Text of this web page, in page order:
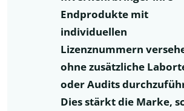
Endprodukte mit
individuellen
Lizenznummern
ohne zusätzliche
oder Audits
Dies stärkt die Marke,